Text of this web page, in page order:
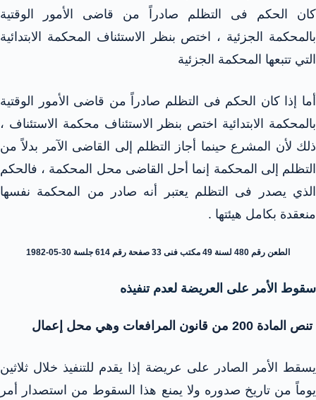
كان الحكم فى التظلم صادراً من قاضى الأمور الوقتية
بالمحكمة الجزئية ، اختص بنظر الاستئناف المحكمة الابتدائية
التي تتبعها المحكمة الجزئية
أما إذا كان الحكم فى التظلم صادراً من قاضى الأمور الوقتية
بالمحكمة الابتدائية اختص بنظر الاستئناف محكمة الاستئناف ،
ذلك لأن المشرع حينما أجاز التظلم إلى القاضى الآمر بدلاً من
التظلم إلى المحكمة إنما أحل القاضى محل المحكمة ، فالحكم
الذي يصدر فى التظلم يعتبر أنه صادر من المحكمة نفسها
منعقدة بكامل هيئتها .
الطعن رقم 480 لسنة 49 مكتب فنى 33 صفحة رقم 614 جلسة 30-05-1982
سقوط الأمر على العريضة لعدم تنفيذه
تنص المادة 200 من قانون المرافعات وهي محل إعمال
يسقط الأمر الصادر على عريضة إذا يقدم للتنفيذ خلال ثلاثين
يوماً من تاريخ صدوره ولا يمنع هذا السقوط من استصدار أمر